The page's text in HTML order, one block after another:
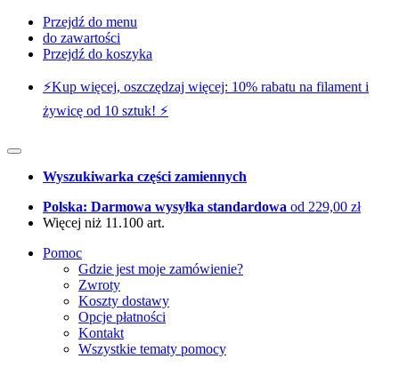
Przejdź do menu
do zawartości
Przejdź do koszyka
⚡️Kup więcej, oszczędzaj więcej: 10% rabatu na filament i
żywicę od 10 sztuk! ⚡️
Wyszukiwarka części zamiennych
Polska: Darmowa wysyłka standardowa od 229,00 zł
Więcej niż 11.100 art.
Pomoc
Gdzie jest moje zamówienie?
Zwroty
Koszty dostawy
Opcje płatności
Kontakt
Wszystkie tematy pomocy